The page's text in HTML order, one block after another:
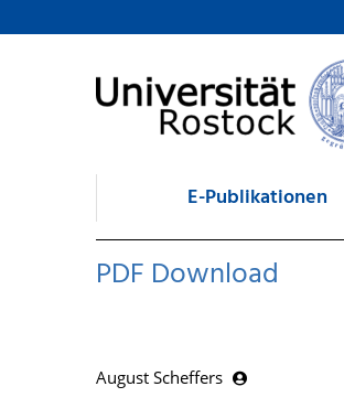
zum Inhalt
E-Publikationen
PDF Download
August Scheffers